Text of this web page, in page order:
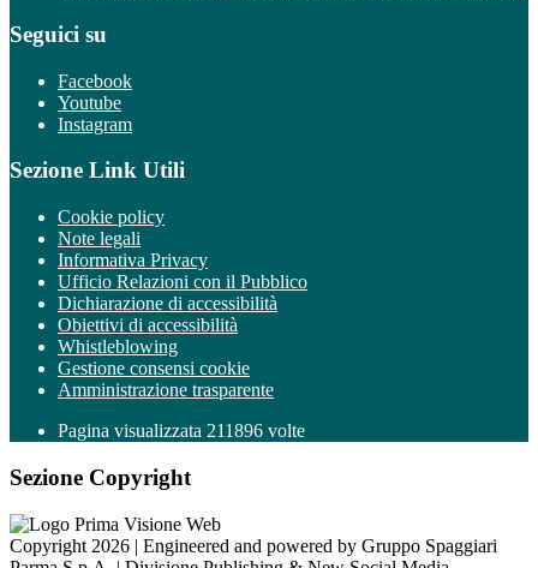
Seguici su
Facebook
Youtube
Instagram
Sezione Link Utili
Cookie policy
Note legali
Informativa Privacy
Ufficio Relazioni con il Pubblico
Dichiarazione di accessibilità
Obiettivi di accessibilità
Whistleblowing
Gestione consensi cookie
Amministrazione trasparente
Pagina visualizzata 211896 volte
Sezione Copyright
Copyright 2026 | Engineered and powered by Gruppo Spaggiari